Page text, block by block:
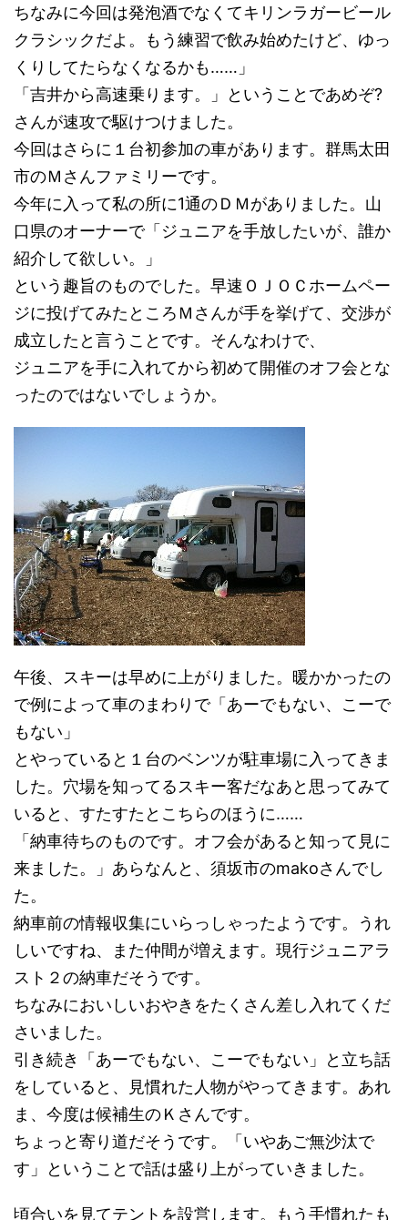
ちなみに今回は発泡酒でなくてキリンラガービール
クラシックだよ。もう練習で飲み始めたけど、ゆっ
くりしてたらなくなるかも……」
「吉井から高速乗ります。」ということであめぞ?
さんが速攻で駆けつけました。
今回はさらに１台初参加の車があります。群馬太田
市のＭさんファミリーです。
今年に入って私の所に1通のＤＭがありました。山
口県のオーナーで「ジュニアを手放したいが、誰か
紹介して欲しい。」
という趣旨のものでした。早速ＯＪＯＣホームペー
ジに投げてみたところＭさんが手を挙げて、交渉が
成立したと言うことです。そんなわけで、
ジュニアを手に入れてから初めて開催のオフ会とな
ったのではないでしょうか。
午後、スキーは早めに上がりました。暖かかったの
で例によって車のまわりで「あーでもない、こーで
もない」
とやっていると１台のベンツが駐車場に入ってきま
した。穴場を知ってるスキー客だなあと思ってみて
いると、すたすたとこちらのほうに……
「納車待ちのものです。オフ会があると知って見に
来ました。」あらなんと、須坂市のmakoさんでし
た。
納車前の情報収集にいらっしゃったようです。うれ
しいですね、また仲間が増えます。現行ジュニアラ
スト２の納車だそうです。
ちなみにおいしいおやきをたくさん差し入れてくだ
さいました。
引き続き「あーでもない、こーでもない」と立ち話
をしていると、見慣れた人物がやってきます。あれ
ま、今度は候補生のＫさんです。
ちょっと寄り道だそうです。「いやあご無沙汰で
す」ということで話は盛り上がっていきました。
頃合いを見てテントを設営します。もう手慣れたも